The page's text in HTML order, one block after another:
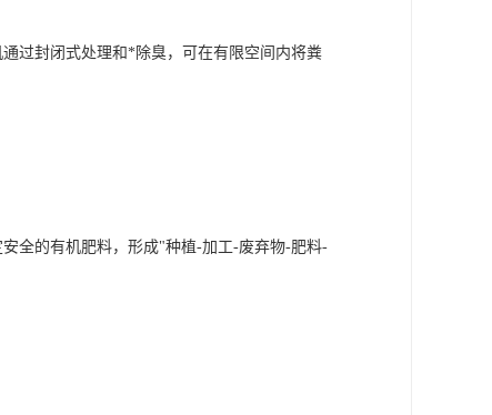
过封闭式处理和*除臭，可在有限空间内将粪
全的有机肥料，形成"种植-加工-废弃物-肥料-